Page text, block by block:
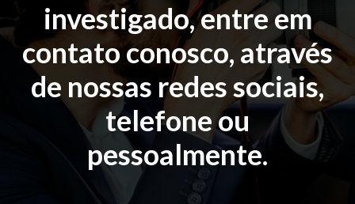
investigado, entre em
contato conosco, através
de nossas redes sociais,
telefone ou
pessoalmente.